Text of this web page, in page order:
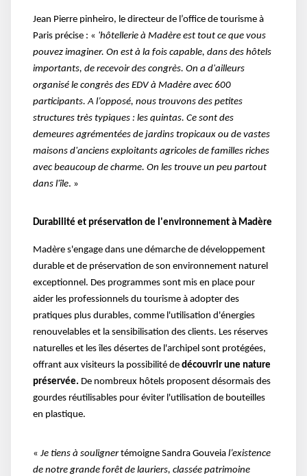
Jean Pierre pinheiro, le directeur de l’office de tourisme à
Paris précise : « 'hôtellerie à Madère est tout ce que vous
pouvez imaginer. On est à la fois capable, dans des hôtels
importants, de recevoir des congrès. On a d'ailleurs
organisé le congrès des EDV à Madère avec 600
participants. A l’opposé, nous trouvons des petites
structures très typiques : les quintas. Ce sont des
demeures agrémentées de jardins tropicaux ou de vastes
maisons d'anciens exploitants agricoles de familles riches
avec beaucoup de charme. On les trouve un peu partout
dans l'île. »
Durabilité et préservation de l'environnement à Madère
Madère s'engage dans une démarche de développement
durable et de préservation de son environnement naturel
exceptionnel. Des programmes sont mis en place pour
aider les professionnels du tourisme à adopter des
pratiques plus durables, comme l'utilisation d'énergies
renouvelables et la sensibilisation des clients. Les réserves
naturelles et les îles désertes de l'archipel sont protégées,
offrant aux visiteurs la possibilité de découvrir une nature
préservée. De nombreux hôtels proposent désormais des
gourdes réutilisables pour éviter l'utilisation de bouteilles
en plastique.
« Je tiens à soulignertémoigne Sandra Gouveia l’existence
de notre grande forêt de lauriers, classée patrimoine